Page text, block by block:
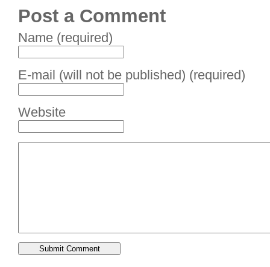
Post a Comment
Name (required)
E-mail (will not be published) (required)
Website